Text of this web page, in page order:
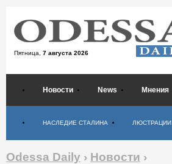
Пятница, 7 августа 2026
Новости News Мнения
НАСЛЕДИЕ СТАЛИНА ЛЮСТРАЦИИ
Odessa Daily › Новости ›